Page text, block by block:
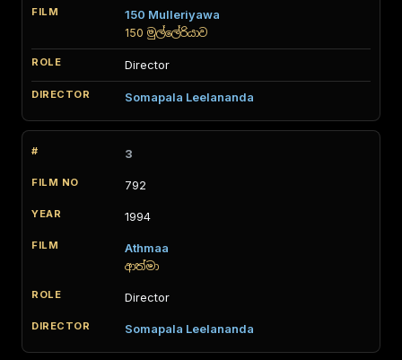
150 Mulleriyawa
150 මුල්ලේරියාව
Director
Somapala Leelananda
3
792
1994
Athmaa
ආත්මා
Director
Somapala Leelananda